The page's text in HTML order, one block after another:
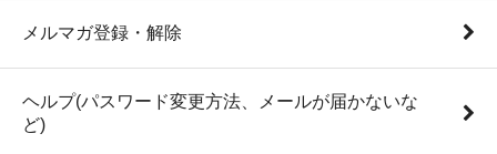
メルマガ登録・解除
ヘルプ(パスワード変更方法、メールが届かないな
ど)